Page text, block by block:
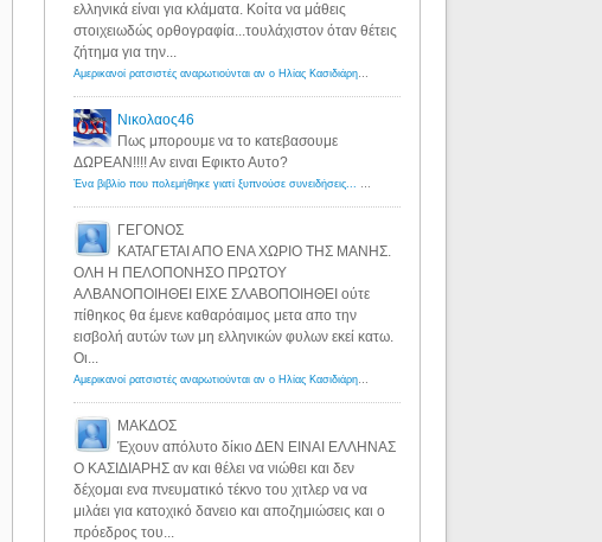
ελληνικά είναι για κλάματα. Κοίτα να μάθεις
στοιχειωδώς ορθογραφία...τουλάχιστον όταν θέτεις
ζήτημα για την...
Αμερικανοί ρατσιστές αναρωτιούνται αν ο Ηλίας Κασιδιάρης ανήκει στη λευκή φυλή... - Λόγιος Ερμής
Νικολαος46
Πως μπορουμε να το κατεβασουμε
ΔΩΡΕΑΝ!!!! Αν ειναι Εφικτο Αυτο?
Ένα βιβλίο που πολεμήθηκε γιατί ξυπνούσε συνειδήσεις... - Λόγιος Ερμής | Η γνώση ξεκινάει με την αναζήτηση...
ΓΕΓΟΝΟΣ
ΚΑΤΑΓΕΤΑΙ ΑΠΟ ΕΝΑ ΧΩΡΙΟ ΤΗΣ ΜΑΝΗΣ.
ΟΛΗ Η ΠΕΛΟΠΟΝΗΣΟ ΠΡΩΤΟΥ
ΑΛΒΑΝΟΠΟΙΗΘΕΙ ΕΙΧΕ ΣΛΑΒΟΠΟΙΗΘΕΙ ούτε
πίθηκος θα έμενε καθαρόαιμος μετα απο την
εισβολή αυτών των μη ελληνικών φυλων εκεί κατω.
Οι...
Αμερικανοί ρατσιστές αναρωτιούνται αν ο Ηλίας Κασιδιάρης ανήκει στη λευκή φυλή... - Λόγιος Ερμής
ΜΑΚΔΟΣ
Έχουν απόλυτο δίκιο ΔΕΝ ΕΙΝΑΙ ΕΛΛΗΝΑΣ
Ο ΚΑΣΙΔΙΑΡΗΣ αν και θέλει να νιώθει και δεν
δέχομαι ενα πνευματικό τέκνο του χιτλερ να να
μιλάει για κατοχικό δανειο και αποζημιώσεις και ο
πρόεδρος του...